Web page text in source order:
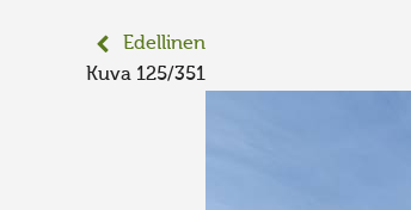
Edellinen
Kuva 125/351